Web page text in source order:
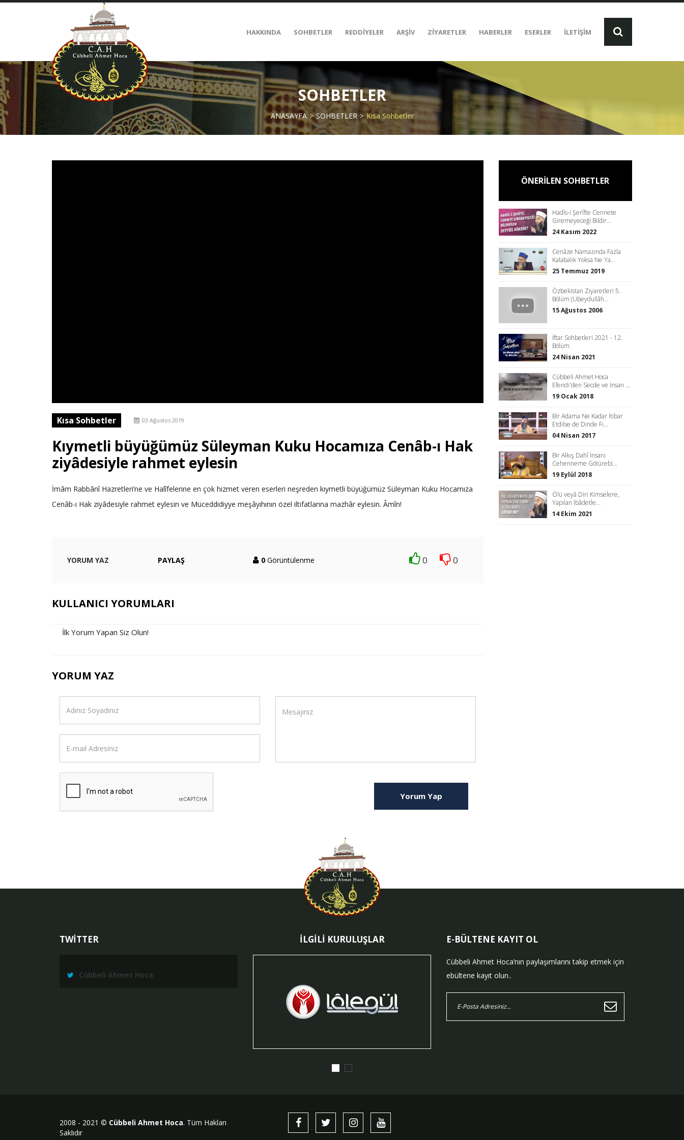
HAKKINDA SOHBETLER REDDİYELER ARŞİV ZİYARETLER HABERLER ESERLER İLETİŞİM
SOHBETLER
ANASAYFA SOHBETLER Kısa Sohbetler
Kısa Sohbetler 03 Ağustos 2019
Kıymetli büyüğümüz Süleyman Kuku Hocamıza Cenâb-ı Hak
ziyâdesiyle rahmet eylesin
İmâm Rabbânî Hazretleri’ne ve Halîfelerine en çok hizmet veren eserleri neşreden kıymetli büyüğümüz Süleyman Kuku Hocamıza
Cenâb-ı Hak ziyâdesiyle rahmet eylesin ve Müceddidiyye meşâyıhının özel iltifatlarına mazhâr eylesin. Âmîn!
YORUM YAZ PAYLAŞ 0 Görüntülenme 0 0
KULLANICI YORUMLARI
İlk Yorum Yapan Siz Olun!
YORUM YAZ
Yorum Yap
ÖNERİLEN SOHBETLER
Hadîs-i Şerîfte Cennete
Giremeyeceği Bildir...
24 Kasım 2022
Cenâze Namazında Fazla
Kalabalık Yoksa Ne Ya...
25 Temmuz 2019
Özbekistan Ziyaretleri 5.
Bölüm (Ubeydullâh...
15 Ağustos 2006
İftar Sohbetleri 2021 - 12.
Bölüm
24 Nisan 2021
Cübbeli Ahmet Hoca
Efendi'den Secde ve İnsan ...
19 Ocak 2018
Bir Adama Ne Kadar İtibar
Etdilse de Dinde Fı...
04 Nisan 2017
Bir Alkış Dahî İnsanı
Cehenneme Götürebi...
19 Eylül 2018
Ölü veyâ Diri Kimselere,
Yapılan İbâdetle...
14 Ekim 2021
TWİTTER
Cübbeli Ahmet Hoca
İLGİLİ KURULUŞLAR E-BÜLTENE KAYIT OL
Cübbeli Ahmet Hoca’nın paylaşımlarını takip etmek için
ebültene kayıt olun..
2008 - 2021 © Cübbeli Ahmet Hoca. Tüm Hakları
Saklıdır